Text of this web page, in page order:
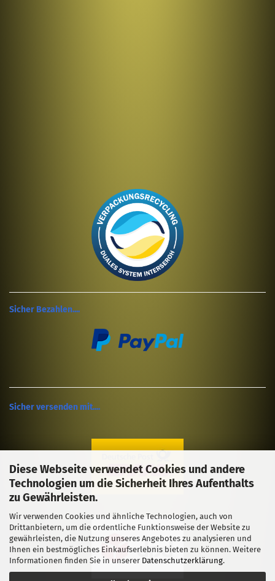
Diese Webseite verwendet Cookies und andere
Technologien um die Sicherheit Ihres Aufenthalts
zu Gewährleisten.
Wir verwenden Cookies und ähnliche Technologien, auch von
Drittanbietern, um die ordentliche Funktionsweise der Website zu
gewährleisten, die Nutzung unseres Angebotes zu analysieren und
Ihnen ein bestmögliches Einkaufserlebnis bieten zu können. Weitere
Informationen finden Sie in unserer Datenschutzerklärung.
Sicher Bezahlen....
Sicher versenden mit....